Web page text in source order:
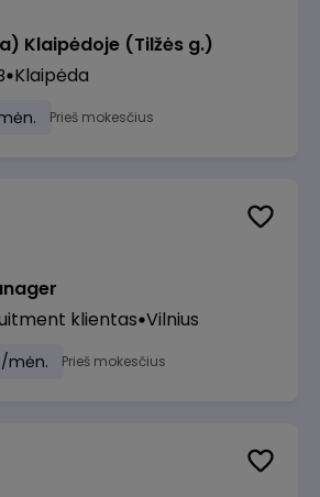
Klaipėdoje (Tilžės g.)
Klaipėda
Prieš mokesčius
klientas Vilnius
mėn. Prieš mokesčius